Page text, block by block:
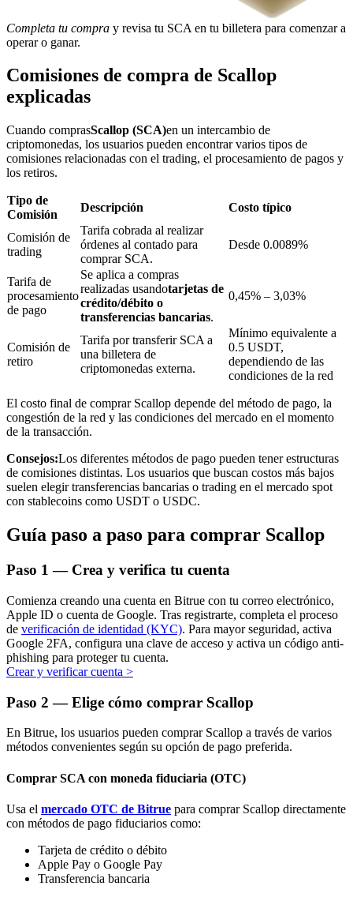
Inversiones exclusivas para titulares de BTR
Préstamos
Servicio de préstamos respaldado por criptomonedas
Inversión automática
Obtenga ganancias a largo plazo e intereses flexibles
Aprender Staking
Obtenga más información sobre cómo obtener ingresos pasivos
Bitrue
AI
Bitrue Partners
Completa tu compra y revisa tu SCA en tu billetera para comenzar a
operar o ganar.
Comisiones de compra de Scallop
explicadas
Cuando comprasScallop (SCA)en un intercambio de
criptomonedas, los usuarios pueden encontrar varios tipos de
comisiones relacionadas con el trading, el procesamiento de pagos y
los retiros.
Tipo de
Comisión
Descripción Costo típico
Comisión de
trading
Tarifa cobrada al realizar
órdenes al contado para
comprar SCA.
Desde 0.0089%
Tarifa de
procesamiento
de pago
Se aplica a compras
realizadas usandotarjetas de
crédito/débito o
transferencias bancarias.
0,45% – 3,03%
Comisión de
retiro
Tarifa por transferir SCA a
una billetera de
criptomonedas externa.
Mínimo equivalente a
0.5 USDT,
dependiendo de las
condiciones de la red
El costo final de comprar Scallop depende del método de pago, la
congestión de la red y las condiciones del mercado en el momento
de la transacción.
Consejos:Los diferentes métodos de pago pueden tener estructuras
de comisiones distintas. Los usuarios que buscan costos más bajos
suelen elegir transferencias bancarias o trading en el mercado spot
con stablecoins como USDT o USDC.
Guía paso a paso para comprar Scallop
Paso 1 — Crea y verifica tu cuenta
Comienza creando una cuenta en Bitrue con tu correo electrónico,
Apple ID o cuenta de Google. Tras registrarte, completa el proceso
de verificación de identidad (KYC). Para mayor seguridad, activa
Google 2FA, configura una clave de acceso y activa un código anti-
phishing para proteger tu cuenta.
Crear y verificar cuenta >
Paso 2 — Elige cómo comprar Scallop
En Bitrue, los usuarios pueden comprar Scallop a través de varios
métodos convenientes según su opción de pago preferida.
Comprar SCA con moneda fiduciaria (OTC)
Usa el mercado OTC de Bitrue para comprar Scallop directamente
con métodos de pago fiduciarios como:
Tarjeta de crédito o débito
Apple Pay o Google Pay
Transferencia bancaria